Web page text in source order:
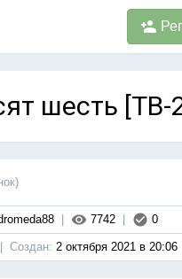
шесть [ТВ-
7742 0
Cоздан: 2 октября 2021 в 20:06